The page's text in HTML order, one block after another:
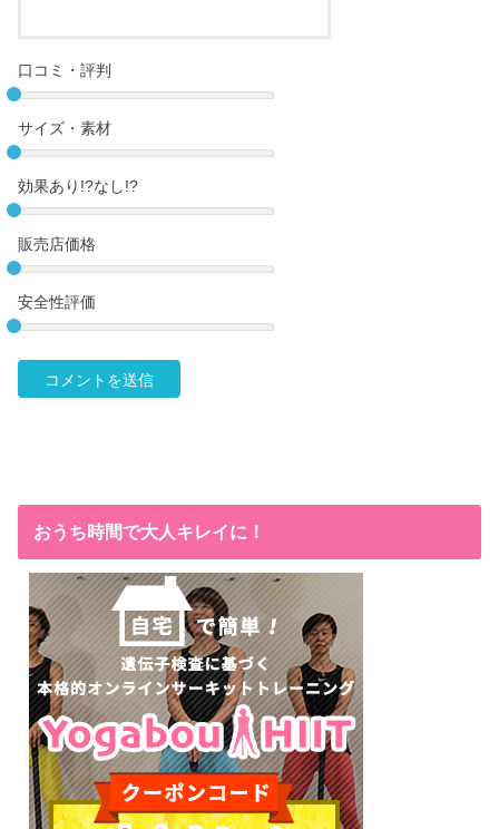
口コミ・評判
サイズ・素材
効果あり!?なし!?
販売店価格
安全性評価
おうち時間で大人キレイに！